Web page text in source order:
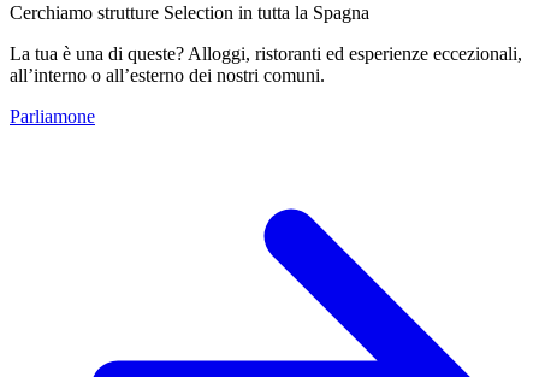
Cerchiamo strutture Selection in tutta la Spagna
La tua è una di queste? Alloggi, ristoranti ed esperienze eccezionali,
all’interno o all’esterno dei nostri comuni.
Parliamone